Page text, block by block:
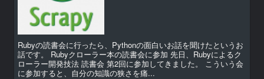
Rubyの読書会に行ったら、Pythonの面白いお話を聞けたというお
話です。 Rubyクローラー本の読書会に参加 先日、Rubyによるク
ローラー開発技法 読書会 第2回に参加してきました。 こういう会
に参加すると、自分の知識の狭さを痛...